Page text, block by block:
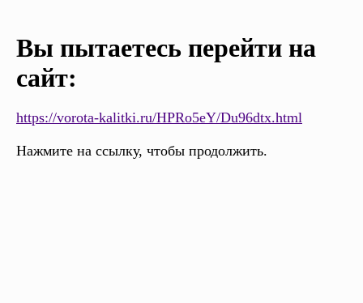
Вы пытаетесь перейти на
сайт:
https://vorota-kalitki.ru/HPRo5eY/Du96dtx.html
Нажмите на ссылку, чтобы продолжить.